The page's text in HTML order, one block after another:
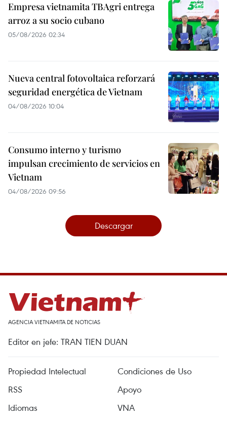
Empresa vietnamita TBAgri entrega
arroz a su socio cubano
05/08/2026 02:34
Nueva central fotovoltaica reforzará
seguridad energética de Vietnam
04/08/2026 10:04
Consumo interno y turismo
impulsan crecimiento de servicios en
Vietnam
04/08/2026 09:56
Descargar
AGENCIA VIETNAMITA DE NOTICIAS
Editor en jefe: TRAN TIEN DUAN
Propiedad Intelectual
Condiciones de Uso
RSS
Apoyo
Idiomas
VNA